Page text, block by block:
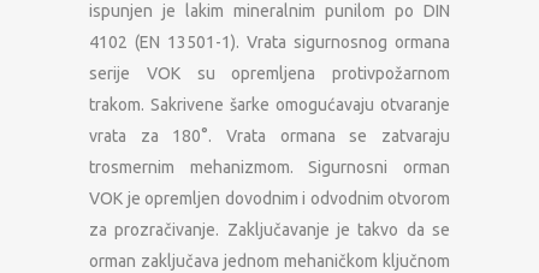
ispunjen je lakim mineralnim punilom po DIN
4102 (EN 13501-1). Vrata sigurnosnog ormana
serije VOK su opremljena protivpožarnom
trakom. Sakrivene šarke omogućavaju otvaranje
vrata za 180°. Vrata ormana se zatvaraju
trosmernim mehanizmom. Sigurnosni orman
VOK je opremljen dovodnim i odvodnim otvorom
za prozračivanje. Zaključavanje je takvo da se
orman zaključava jednom mehaničkom ključnom